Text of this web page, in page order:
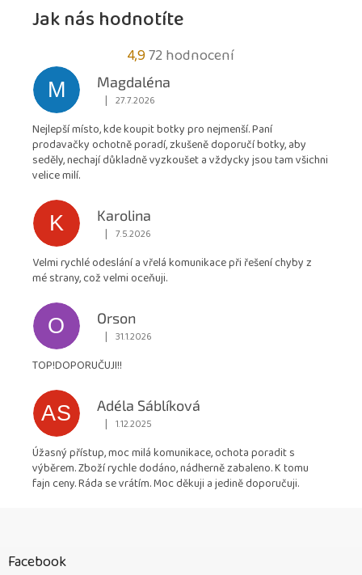
Jak nás hodnotíte
4,9Průměrné
hodnocení
obchodu
4,9
z
72 hodnocení
M
Magdaléna
Hodnocení obchodu je 5 z 5 hvězdiček.
| 27.7.2026
Nejlepší místo, kde koupit botky pro nejmenší. Paní
prodavačky ochotně poradí, zkušeně doporučí botky, aby
seděly, nechají důkladně vyzkoušet a vždycky jsou tam všichni
velice milí.
K
Karolina
Hodnocení obchodu je 5 z 5 hvězdiček.
| 7.5.2026
Velmi rychlé odeslání a vřelá komunikace při řešení chyby z
mé strany, což velmi oceňuji.
O
Orson
Hodnocení obchodu je 5 z 5 hvězdiček.
| 31.1.2026
TOP!DOPORUČUJI!!
AS
Adéla Sáblíková
Hodnocení obchodu je 5 z 5 hvězdiček.
| 1.12.2025
Úžasný přístup, moc milá komunikace, ochota poradit s
výběrem. Zboží rychle dodáno, nádherně zabaleno. K tomu
fajn ceny. Ráda se vrátím. Moc děkuji a jedině doporučuji.
Facebook